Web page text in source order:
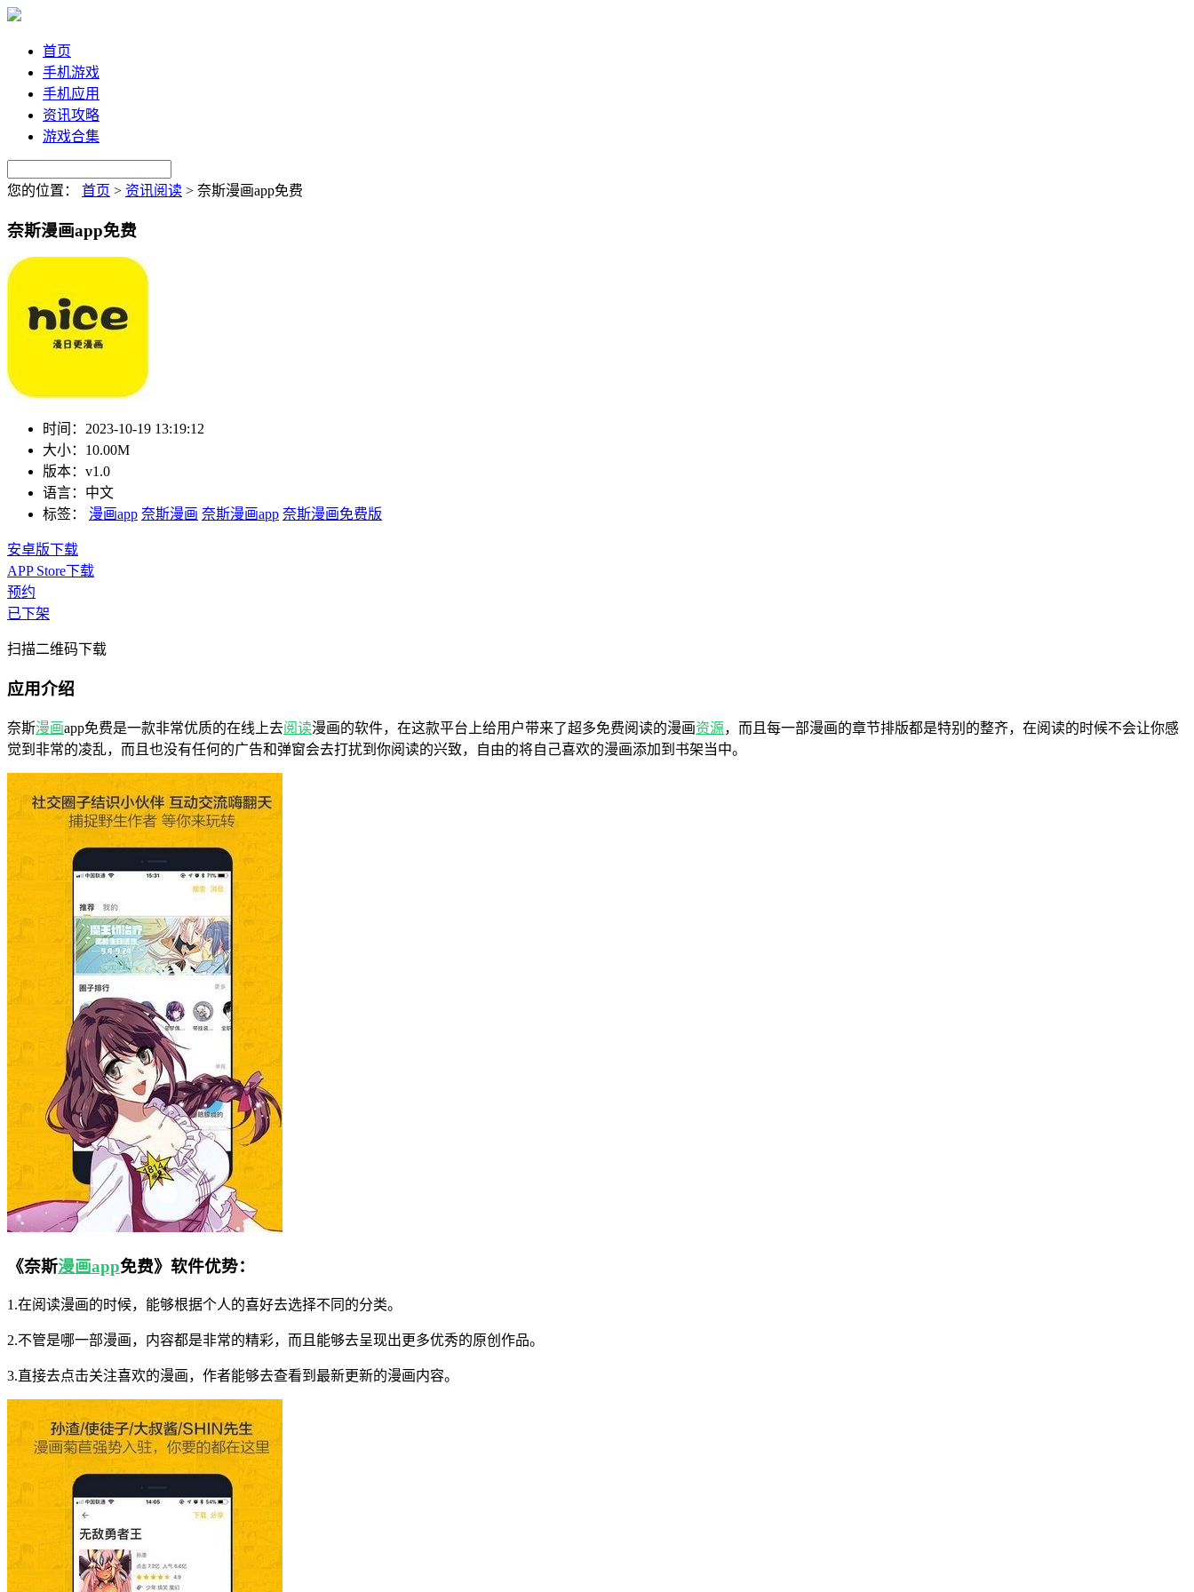
首页
手机游戏
手机应用
资讯攻略
游戏合集
您的位置： 首页 > 资讯阅读 > 奈斯漫画app免费
奈斯漫画app免费
时间： 2023-10-19 13:19:12
大小： 10.00M
版本： v1.0
语言： 中文
标签：
漫画app 奈斯漫画 奈斯漫画app 奈斯漫画免费版
安卓版下载
APP Store下载
预约
已下架
扫描二维码下载
应用介绍
奈斯漫画app免费是一款非常优质的在线上去阅读漫画的软件，在这款平台上给用户带来了超多免费阅读的漫画资源，而且每一部漫画的章节排版都是特别的整齐，在阅读的时候不会让你感
觉到非常的凌乱，而且也没有任何的广告和弹窗会去打扰到你阅读的兴致，自由的将自己喜欢的漫画添加到书架当中。
《奈斯漫画app免费》软件优势：
1.在阅读漫画的时候，能够根据个人的喜好去选择不同的分类。
2.不管是哪一部漫画，内容都是非常的精彩，而且能够去呈现出更多优秀的原创作品。
3.直接去点击关注喜欢的漫画，作者能够去查看到最新更新的漫画内容。